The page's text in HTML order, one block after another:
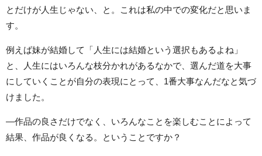
とだけが人生じゃない、と。これは私の中での変化だと思いま
す。
例えば妹が結婚して「人生には結婚という選択もあるよね」
と、人生にはいろんな枝分かれがあるなかで、選んだ道を大事
にしていくことが自分の表現にとって、1番大事なんだなと気づ
けました。
―作品の良さだけでなく、いろんなことを楽しむことによって
結果、作品が良くなる。ということですか？